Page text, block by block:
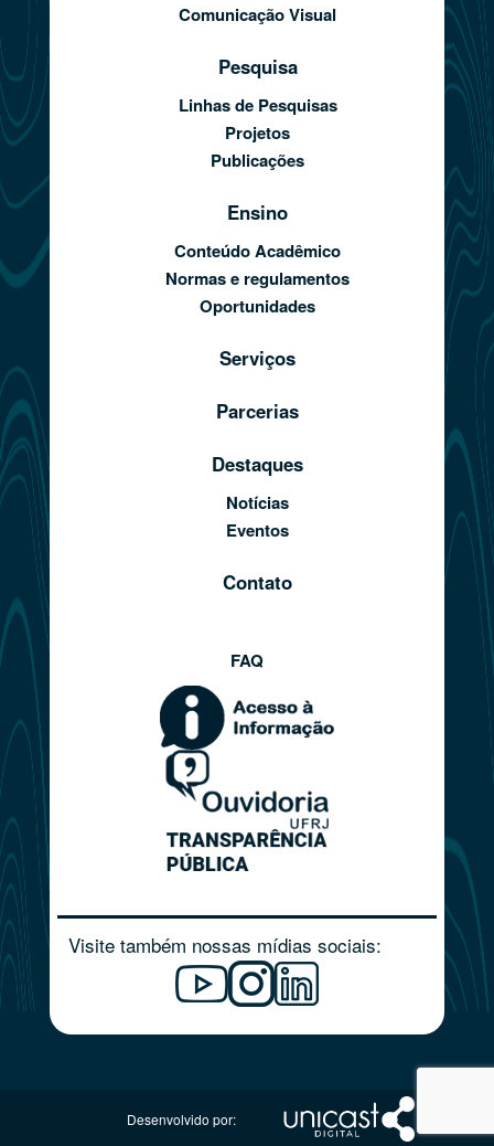
Comunicação Visual
Pesquisa
Linhas de Pesquisas
Projetos
Publicações
Ensino
Conteúdo Acadêmico
Normas e regulamentos
Oportunidades
Serviços
Parcerias
Destaques
Notícias
Eventos
Contato
FAQ
Visite também nossas mídias sociais:
Desenvolvido por: